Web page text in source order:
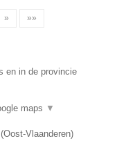
» »»
en in de provincie
maps ▼
(Oost-Vlaanderen)